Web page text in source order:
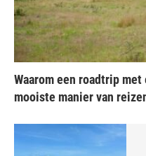
Waarom een roadtrip
mooiste manier van